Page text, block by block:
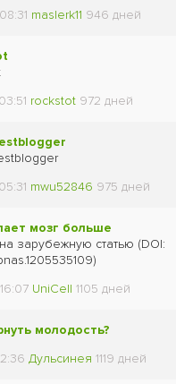
maslerk11 946 дней
rockstot 972 дней
mwu52846 975 дней
мозг больше
зарубежную статью (DOI:
UniCell 1105 дней
молодость?
Дульсинея 1119 дней